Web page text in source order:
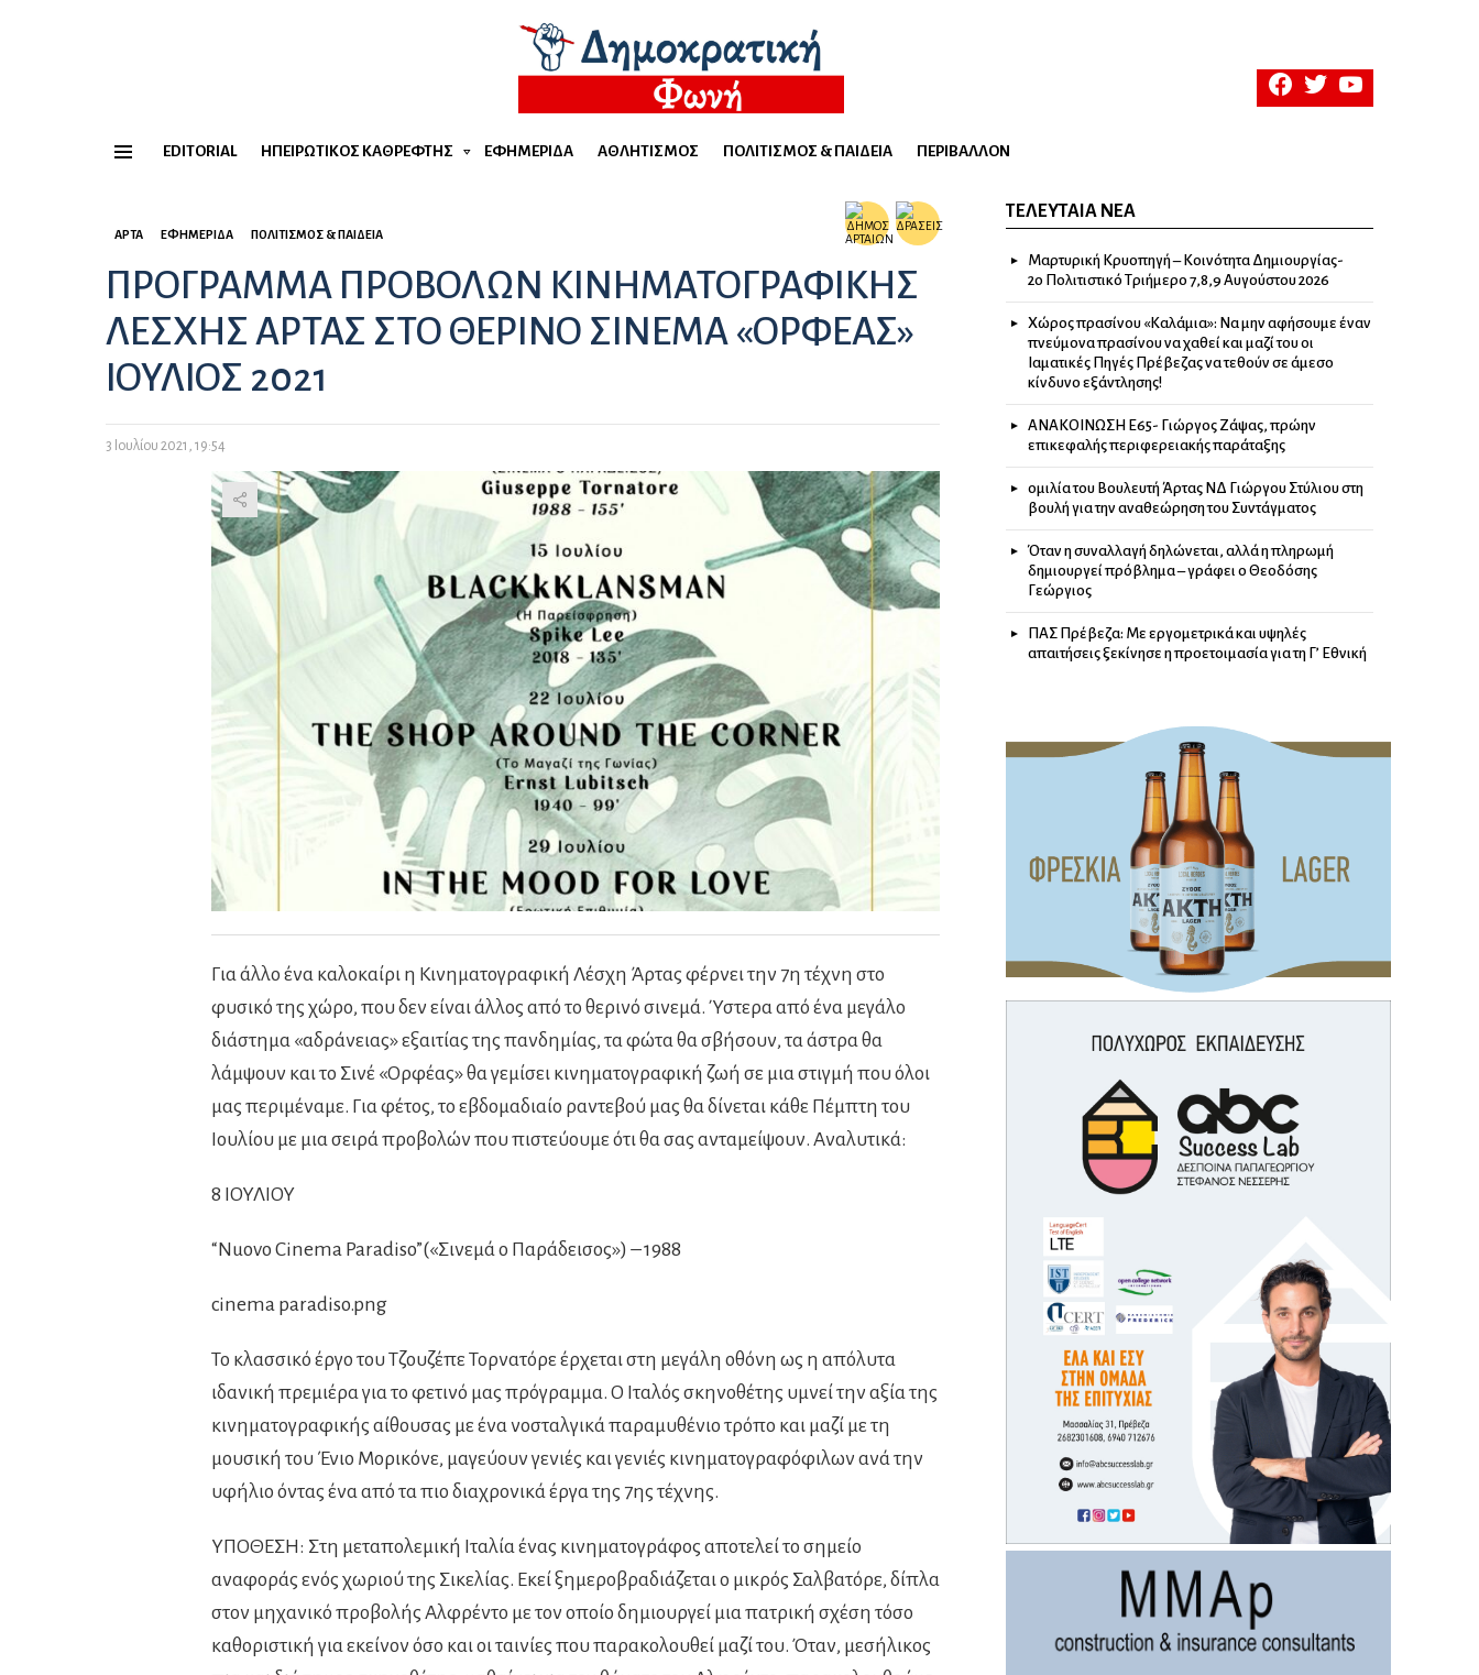
facebooktwitteryoutube
EDITORIAL ΗΠΕΙΡΏΤΙΚΟΣ ΚΑΘΡΈΦΤΗΣ ΕΦΗΜΕΡΊΔΑ ΑΘΛΗΤΙΣΜΌΣ ΠΟΛΙΤΙΣΜΌΣ & ΠΑΙΔΕΊΑ ΠΕΡΙΒΆΛΛΟΝ
ΆΡΤΑ ΕΦΗΜΕΡΊΔΑ ΠΟΛΙΤΙΣΜΌΣ & ΠΑΙΔΕΊΑ
ΠΡΟΓΡΑΜΜΑ ΠΡΟΒΟΛΩΝ ΚΙΝΗΜΑΤΟΓΡΑΦΙΚΗΣ
ΛΕΣΧΗΣ ΑΡΤΑΣ ΣΤΟ ΘΕΡΙΝΟ ΣΙΝΕΜΑ «ΟΡΦΕΑΣ»
ΙΟΥΛΙΟΣ 2021
3 Ιουλίου 2021, 19:54
Για άλλο ένα καλοκαίρι η Κινηματογραφική Λέσχη Άρτας φέρνει την 7η τέχνη στο
φυσικό της χώρο, που δεν είναι άλλος από το θερινό σινεμά. Ύστερα από ένα μεγάλο
διάστημα «αδράνειας» εξαιτίας της πανδημίας, τα φώτα θα σβήσουν, τα άστρα θα
λάμψουν και το Σινέ «Ορφέας» θα γεμίσει κινηματογραφική ζωή σε μια στιγμή που όλοι
μας περιμέναμε. Για φέτος, το εβδομαδιαίο ραντεβού μας θα δίνεται κάθε Πέμπτη του
Ιουλίου με μια σειρά προβολών που πιστεύουμε ότι θα σας ανταμείψουν. Αναλυτικά:
8 ΙΟΥΛΙΟΥ
“Nuovo Cinema Paradiso”(«Σινεμά ο Παράδεισος») – 1988
cinema paradiso.png
Το κλασσικό έργο του Τζουζέπε Τορνατόρε έρχεται στη μεγάλη οθόνη ως η απόλυτα
ιδανική πρεμιέρα για το φετινό μας πρόγραμμα. Ο Ιταλός σκηνοθέτης υμνεί την αξία της
κινηματογραφικής αίθουσας με ένα νοσταλγικά παραμυθένιο τρόπο και μαζί με τη
μουσική του Ένιο Μορικόνε, μαγεύουν γενιές και γενιές κινηματογραφόφιλων ανά την
υφήλιο όντας ένα από τα πιο διαχρονικά έργα της 7ης τέχνης.
ΥΠΟΘΕΣΗ: Στη μεταπολεμική Ιταλία ένας κινηματογράφος αποτελεί το σημείο
αναφοράς ενός χωριού της Σικελίας. Εκεί ξημεροβραδιάζεται ο μικρός Σαλβατόρε, δίπλα
στον μηχανικό προβολής Αλφρέντο με τον οποίο δημιουργεί μια πατρική σχέση τόσο
καθοριστική για εκείνον όσο και οι ταινίες που παρακολουθεί μαζί του. Όταν, μεσήλικος
ΤΕΛΕΥΤΑΊΑ ΝΈΑ
Μαρτυρική Κρυοπηγή – Κοινότητα Δημιουργίας-
2ο Πολιτιστικό Τριήμερο 7,8,9 Αυγούστου 2026
Χώρος πρασίνου «Καλάμια»: Να μην αφήσουμε έναν
πνεύμονα πρασίνου να χαθεί και μαζί του οι
Ιαματικές Πηγές Πρέβεζας να τεθούν σε άμεσο
κίνδυνο εξάντλησης!
ΑΝΑΚΟΙΝΩΣΗ Ε65- Γιώργος Ζάψας, πρώην
επικεφαλής περιφερειακής παράταξης
ομιλία του Βουλευτή Άρτας ΝΔ Γιώργου Στύλιου στη
βουλή για την αναθεώρηση του Συντάγματος
Όταν η συναλλαγή δηλώνεται, αλλά η πληρωμή
δημιουργεί πρόβλημα – γράφει ο Θεοδόσης
Γεώργιος
ΠΑΣ Πρέβεζα: Με εργομετρικά και υψηλές
απαιτήσεις ξεκίνησε η προετοιμασία για τη Γ’ Εθνική